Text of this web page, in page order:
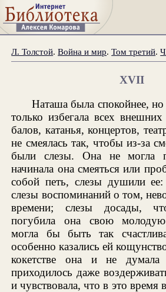
Л. Толстой.Война и мир.Том третий.
XVII
Наташа была спокойнее, но
только избегала всех
балов, катанья, концертов,
не смеялась так, чтобы из-за
были слезы. Она не могла
начинала она смеяться или
собой петь, слезы душили ее:
слезы воспоминаний о том,
времени; слезы досады,
погубила она свою
могла бы быть так
особенно казались ей
кокетстве она и не
приходилось даже
и чувствовала, что в это